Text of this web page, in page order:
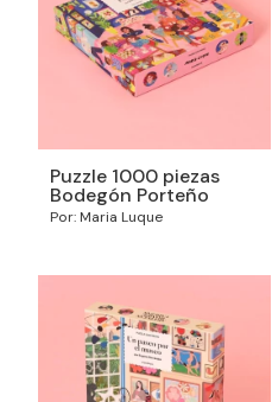
Puzzle 1000 piezas
Bodegón Porteño
Por: Maria Luque